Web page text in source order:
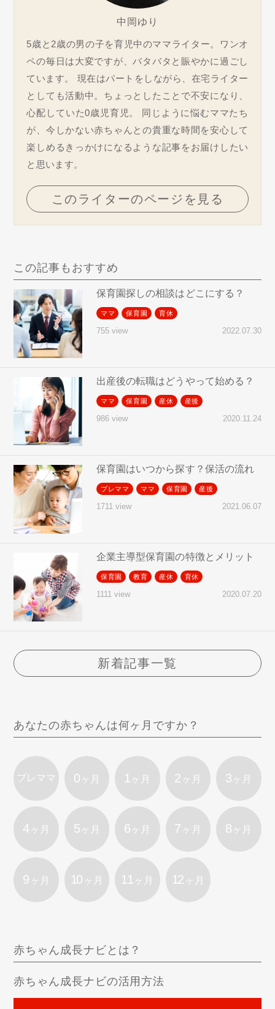
中岡ゆり
5歳と2歳の男の子を育児中のママライター。ワンオ
ペの毎日は大変ですが、バタバタと賑やかに過ごし
ています。 現在はパートをしながら、在宅ライター
としても活動中。ちょっとしたことで不安になり、
心配していた0歳児育児。 同じように悩むママたち
が、今しかない赤ちゃんとの貴重な時間を安心して
楽しめるきっかけになるような記事をお届けしたい
と思います。
このライターのページを見る
この記事もおすすめ
保育園探しの相談はどこにする？
ママ 保育園 育休
755 view 2022.07.30
出産後の転職はどうやって始める？
ママ 保育園 産休 産後
986 view 2020.11.24
保育園はいつから探す？保活の流れ
プレママ ママ 保育園 産後
1711 view 2021.06.07
企業主導型保育園の特徴とメリット
保育園 教育 産休 育休
1111 view 2020.07.20
新着記事一覧
あなたの赤ちゃんは何ヶ月ですか？
プレママ 0 ヶ月 1 ヶ月 2 ヶ月 3 ヶ月
4 ヶ月 5 ヶ月 6 ヶ月 7 ヶ月 8 ヶ月
9 ヶ月 10 ヶ月 11 ヶ月 12 ヶ月
赤ちゃん成長ナビとは？
赤ちゃん成長ナビの活用方法